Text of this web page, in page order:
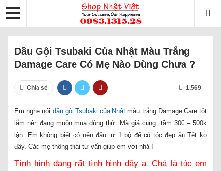
Dầu Gội Tsubaki Của Nhật Màu Trắng
Damage Care Có Mẹ Nào Dùng Chưa ?
Chia sẻ 1.569
Em nghe nói dầu gội Tsubaki của Nhật màu trắng Damage Care tốt
lắm nên đang muốn mua dùng thử. Mà giá cũng tầm 300 – 500k
lận. Em không biết có nên đầu tư 1 bộ để có tóc đẹp ăn Tết ko
đây. Các mẹ thông thái tư vấn giúp em với nhá !
Tình hình đang rất tình hình đây ạ. Chả là tóc em